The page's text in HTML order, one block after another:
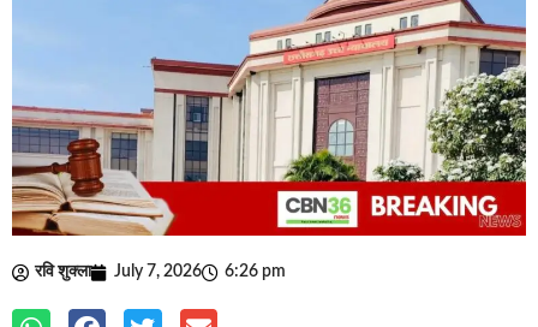
रवि शुक्ला July 7, 2026 6:26 pm